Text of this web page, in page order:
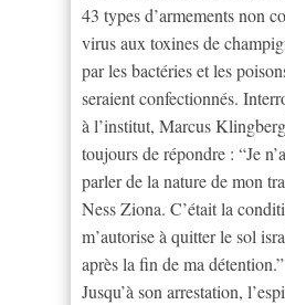
43 types d’armements non
virus aux toxines de
par les bactéries et les
seraient confectionnés.
à l’institut, Marcus
toujours de répondre : “Je
parler de la nature de mon
Ness Ziona. C’était la
m’autorise à quitter le sol
après la fin de ma détention.”
Jusqu’à son arrestation,